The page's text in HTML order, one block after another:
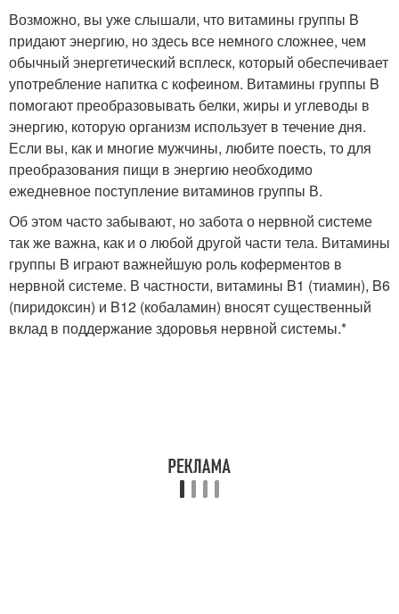
Возможно, вы уже слышали, что витамины группы B
придают энергию, но здесь все немного сложнее, чем
обычный энергетический всплеск, который обеспечивает
употребление напитка с кофеином. Витамины группы B
помогают преобразовывать белки, жиры и углеводы в
энергию, которую организм использует в течение дня.
Если вы, как и многие мужчины, любите поесть, то для
преобразования пищи в энергию необходимо
ежедневное поступление витаминов группы В.
Об этом часто забывают, но забота о нервной системе
так же важна, как и о любой другой части тела. Витамины
группы B играют важнейшую роль коферментов в
нервной системе. В частности, витамины B1 (тиамин), B6
(пиридоксин) и B12 (кобаламин) вносят существенный
вклад в поддержание здоровья нервной системы.*